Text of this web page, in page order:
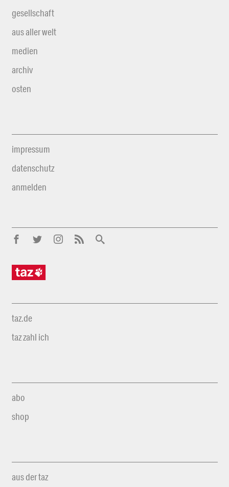
gesellschaft
aus aller welt
medien
archiv
osten
impressum
datenschutz
anmelden
taz.de
taz zahl ich
abo
shop
aus der taz